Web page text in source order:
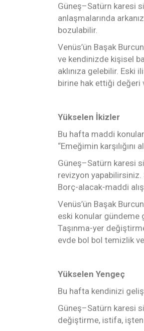
Güneş–Satürn karesi
anlaşmalarında
bozulabilir.
Venüs’ün Başak
ve kendinizde kişisel
aklınıza gelebilir.
birine hak ettiği
Yükselen İkizler
Bu hafta maddi
“Emeğimin
Güneş–Satürn karesi
revizyon yapabilirsiniz.
Borç-alacak-maddi
Venüs’ün Başak
eski konular gündeme
Taşınma-yer
evde bol bol temizlik
Yükselen Yengeç
Bu hafta kendinizi
Güneş–Satürn karesi
değiştirme, istifa, işten